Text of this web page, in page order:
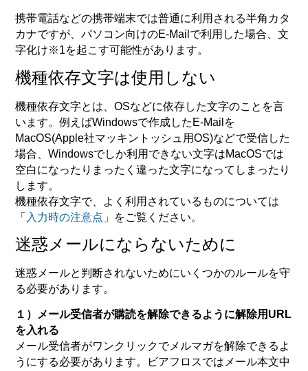
携帯電話などの携帯端末では普通に利用される半角カタ
カナですが、パソコン向けのE-Mailで利用した場合、文
字化け※1を起こす可能性があります。
機種依存文字は使用しない
機種依存文字とは、OSなどに依存した文字のことを言
います。例えばWindowsで作成したE-Mailを
MacOS(Apple社マッキントッシュ用OS)などで受信した
場合、Windowsでしか利用できない文字はMacOSでは
空白になったりまったく違った文字になってしまったり
します。
機種依存文字で、よく利用されているものについては
「 入力時の注意点 」をご覧ください。
迷惑メールにならないために
迷惑メールと判断されないためにいくつかのルールを守
る必要があります。
１）メール受信者が購読を解除できるように解除用URL
を入れる
メール受信者がワンクリックでメルマガを解除できるよ
うにする必要があります。ビアフロスではメール本文中